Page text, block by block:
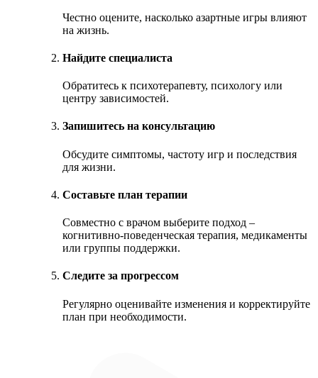
Честно оцените, насколько азартные игры влияют
на жизнь.
Найдите специалиста
Обратитесь к психотерапевту, психологу или
центру зависимостей.
Запишитесь на консультацию
Обсудите симптомы, частоту игр и последствия
для жизни.
Составьте план терапии
Совместно с врачом выберите подход –
когнитивно-поведенческая терапия, медикаменты
или группы поддержки.
Следите за прогрессом
Регулярно оценивайте изменения и корректируйте
план при необходимости.